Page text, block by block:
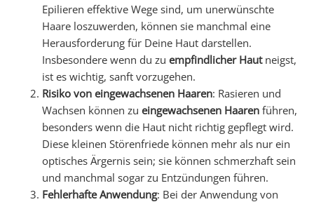
Epilieren effektive Wege sind, um unerwünschte
Haare loszuwerden, können sie manchmal eine
Herausforderung für Deine Haut darstellen.
Insbesondere wenn du zu empfindlicher Hautneigst,
ist es wichtig, sanft vorzugehen.
Risiko von eingewachsenen Haaren: Rasieren und
Wachsen können zu eingewachsenen Haaren führen,
besonders wenn die Haut nicht richtig gepflegt wird.
Diese kleinen Störenfriede können mehr als nur ein
optisches Ärgernis sein; sie können schmerzhaft sein
und manchmal sogar zu Entzündungen führen.
Fehlerhafte Anwendung: Bei der Anwendung von